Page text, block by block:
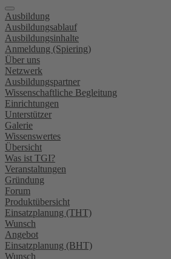
Ausbildung
Ausbildungsablauf
Ausbildungsinhalte
Anmeldung (Spiering)
Über uns
Netzwerk
Ausbildungspartner
Wissenschaftliche Begleitung
Einrichtungen
Unterstützer
Galerie
Wissenswertes
Übersicht
Was ist TGI?
Veranstaltungen
Gründung
Forum
Produktübersicht
Einsatzplanung (THT)
Wunsch
Angebot
Einsatzplanung (BHT)
Wunsch